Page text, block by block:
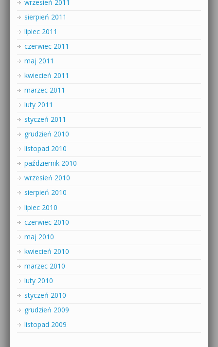
wrzesień 2011
sierpień 2011
lipiec 2011
czerwiec 2011
maj 2011
kwiecień 2011
marzec 2011
luty 2011
styczeń 2011
grudzień 2010
listopad 2010
październik 2010
wrzesień 2010
sierpień 2010
lipiec 2010
czerwiec 2010
maj 2010
kwiecień 2010
marzec 2010
luty 2010
styczeń 2010
grudzień 2009
listopad 2009